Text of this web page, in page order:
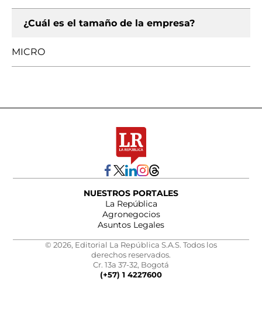
¿Cuál es el tamaño de la empresa?
MICRO
NUESTROS PORTALES
La República
Agronegocios
Asuntos Legales
© 2026, Editorial La República S.A.S. Todos los
derechos reservados.
Cr. 13a 37-32, Bogotá
(+57) 1 4227600